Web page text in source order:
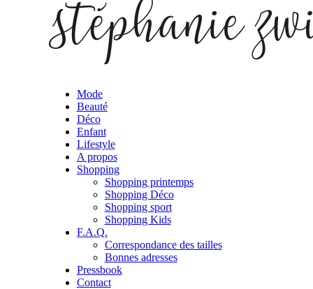
Mode
Beauté
Déco
Enfant
Lifestyle
A propos
Shopping
Shopping printemps
Shopping Déco
Shopping sport
Shopping Kids
F.A.Q.
Correspondance des tailles
Bonnes adresses
Pressbook
Contact